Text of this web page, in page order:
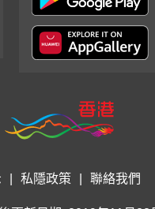
私隱政策 聯絡我們